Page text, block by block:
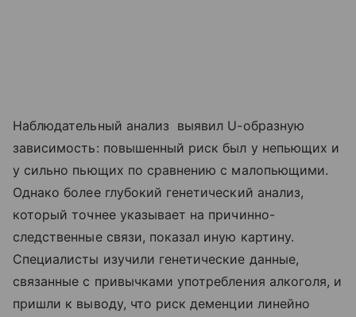
Наблюдательный анализ выявил U-образную
зависимость: повышенный риск был у непьющих и
у сильно пьющих по сравнению с малопьющими.
Однако более глубокий генетический анализ,
который точнее указывает на причинно-
следственные связи, показал иную картину.
Специалисты изучили генетические данные,
связанные с привычками употребления алкоголя, и
пришли к выводу, что риск деменции линейно